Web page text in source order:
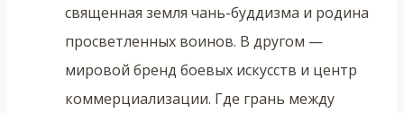
священная земля чань-буддизма и родина
просветленных воинов. В другом —
мировой бренд боевых искусств и центр
коммерциализации. Где грань между